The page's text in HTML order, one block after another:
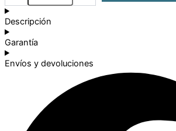
Descripción
Garantía
Envíos y devoluciones